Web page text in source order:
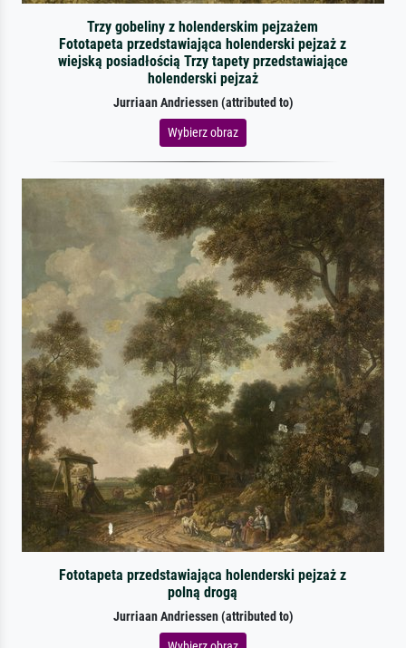
Trzy gobeliny z holenderskim pejzażem
Fototapeta przedstawiająca holenderski pejzaż z
wiejską posiadłością Trzy tapety przedstawiające
holenderski pejzaż
Jurriaan Andriessen (attributed to)
Wybierz obraz
Fototapeta przedstawiająca holenderski pejzaż z
polną drogą
Jurriaan Andriessen (attributed to)